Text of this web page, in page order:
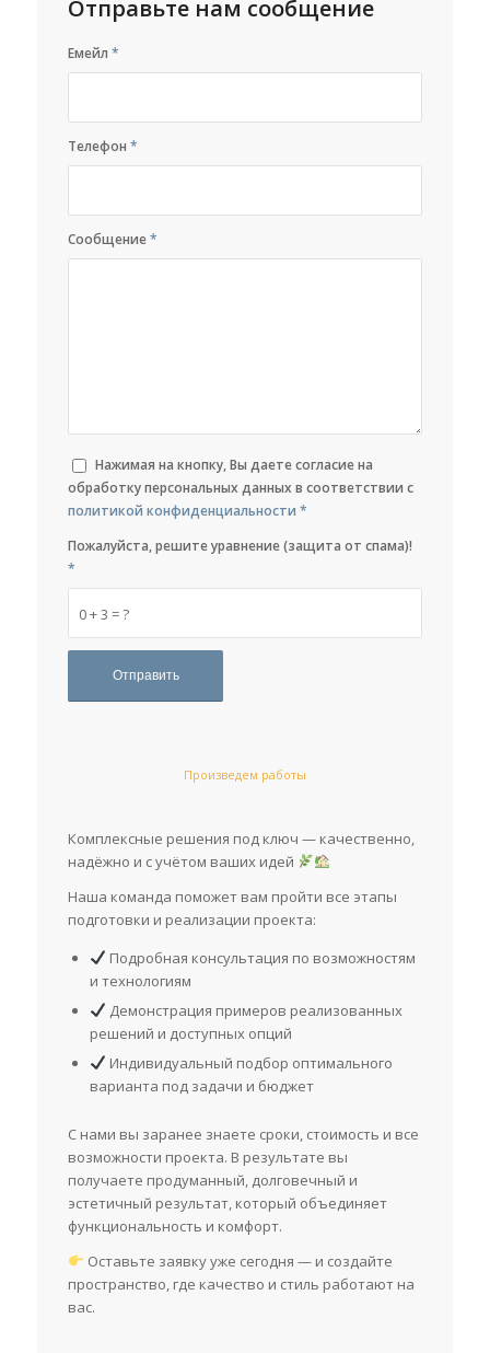
Отправьте нам сообщение
Емейл*
Телефон*
Сообщение*
Нажимая на кнопку, Вы даете согласие на
обработку персональных данных в соответствии с
политикой конфиденциальности *
0 + 3 = ?
Пожалуйста, решите уравнение (защита от спама)!
*
Произведем работы
Комплексные решения под ключ — качественно,
надёжно и с учётом ваших идей
Наша команда поможет вам пройти все этапы
подготовки и реализации проекта:
Подробная консультация по возможностям
и технологиям
Демонстрация примеров реализованных
решений и доступных опций
Индивидуальный подбор оптимального
варианта под задачи и бюджет
С нами вы заранее знаете сроки, стоимость и все
возможности проекта. В результате вы
получаете продуманный, долговечный и
эстетичный результат, который объединяет
функциональность и комфорт.
Оставьте заявку уже сегодня — и создайте
пространство, где качество и стиль работают на
вас.